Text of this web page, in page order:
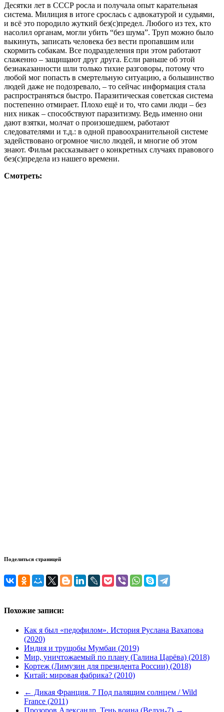
Десятки лет в СССР росла и получала опыт карательная
система. Милиция в итоге срослась с адвокатурой и судьями,
и всё это породило жуткий без(с)предел. Любого из тех, кто
насолил органам, могли убить “без шума”. Труп можно было
выкинуть, записать человека без вести пропавшим или
скормить собакам. Все подразделения при этом работают
слаженно – защищают друг друга. Если раньше об этой
безнаказанности шли только тихие разговоры, потому что
любой мог попасть в смертельную ситуацию, а большинство
людей даже не подозревало, – то сейчас информация стала
распространяться быстро. Паразитическая советская система
постепенно отмирает. Плохо ещё и то, что сами люди – без
них никак – способствуют паразитизму. Ведь именно они
дают взятки, молчат о произошедшем, работают
следователями и т.д.: в одной правоохранительной системе
задействовано огромное число людей, и многие об этом
знают. Фильм рассказывает о конкретных случаях правового
без(с)предела из нашего времени.
Смотреть:
Поделиться страницей
Похожие записи:
Как я был «педофилом». История Руслана Вахапова
(2020)
Индия и трущобы Мумбаи (2019)
Мир, уничтожаемый по плану (Галина Царёва) (2018)
Кортеж (Лимузин для президента России) (2018)
Китай: мировая фабрика? (2010)
← Дикая Франция. 7 Под палящим солнцем / Wild
France (2011)